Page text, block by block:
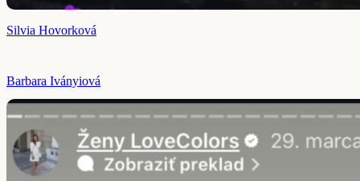
Silvia Hovorková
Barbara Iványiová